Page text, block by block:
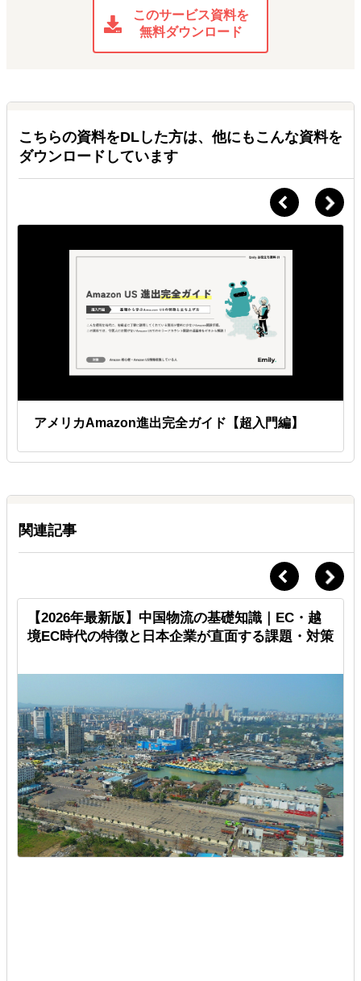
このサービス資料を
無料ダウンロード
こちらの資料をDLした方は、他にもこんな資料を
ダウンロードしています
アメリカAmazon進出完全ガイド【超入門編】
関連記事
【2026年最新版】中国物流の基礎知識｜EC・越
境EC時代の特徴と日本企業が直面する課題・対策